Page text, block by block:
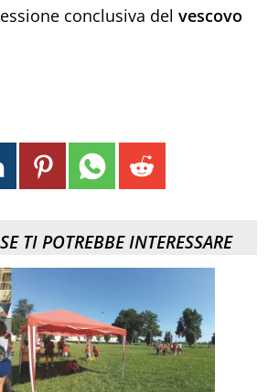
conclusiva del vescovo
TI POTREBBE INTERESSARE